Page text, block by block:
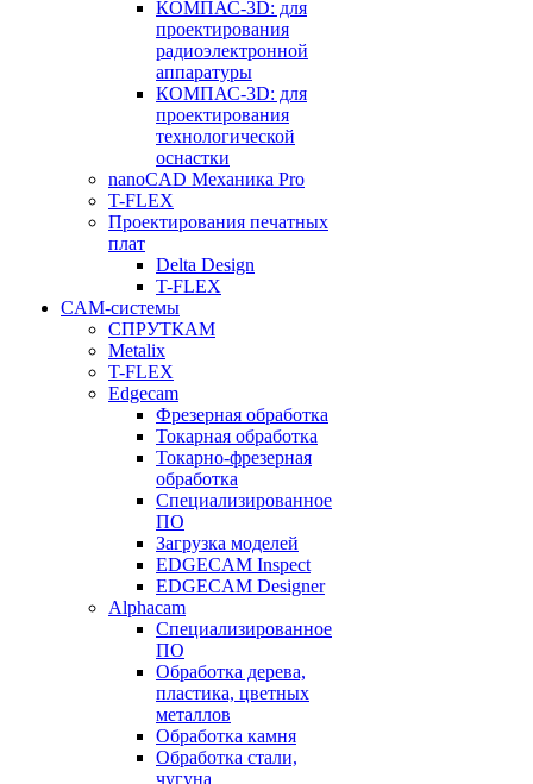
КОМПАС-3D: для
проектирования
радиоэлектронной
аппаратуры
КОМПАС-3D: для
проектирования
технологической
оснастки
nanoCAD Механика Pro
T-FLEX
Проектирования печатных
плат
Delta Design
T-FLEX
CAM-системы
СПРУТКAM
Metalix
T-FLEX
Edgecam
Фрезерная обработка
Токарная обработка
Токарно-фрезерная
обработка
Специализированное
ПО
Загрузка моделей
EDGECAM Inspect
EDGECAM Designer
Alphacam
Специализированное
ПО
Обработка дерева,
пластика, цветных
металлов
Обработка камня
Обработка стали,
чугуна